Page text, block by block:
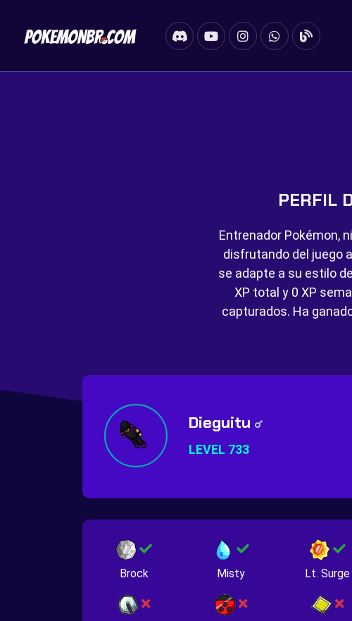
PERFIL
Entrenador Pokémon,
disfrutando del juego
se adapte a su estilo
XP total y 0 XP
capturados. Ha
Dieguitu
LEVEL 733
Brock Misty Lt. Surge